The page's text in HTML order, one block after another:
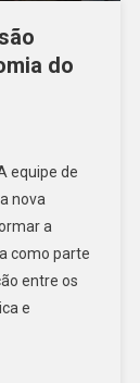
do
equipe de
nova
a
como parte
entre os
e